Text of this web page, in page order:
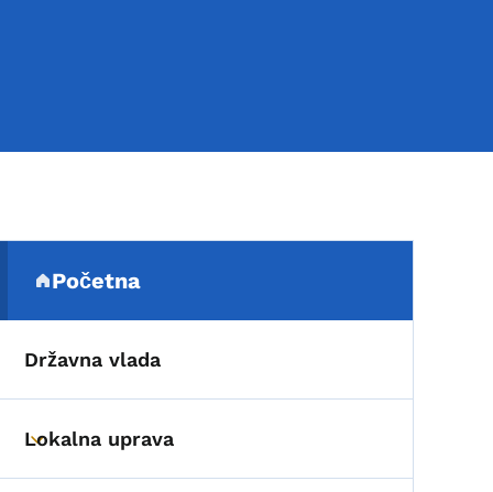
Sekundarni navigacijski
Početna
(parent section)
Državna vlada
Toggle submenu
Lokalna uprava